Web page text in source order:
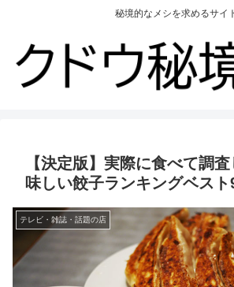
秘境的なメシを求めるサイ
【決定版】実際に食べて調
味しい餃子ランキングベスト
テレビ・雑誌・話題の店